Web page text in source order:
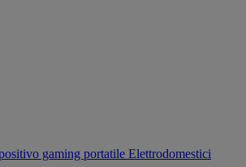
gaming portatile Elettrodomestici